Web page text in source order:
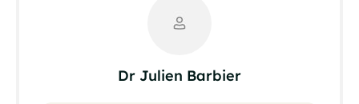
Dr Julien Barbier